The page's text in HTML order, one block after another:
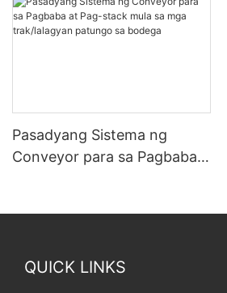
Pasadyang Sistema ng
Conveyor para sa Pagbaba
QUICK LINKS